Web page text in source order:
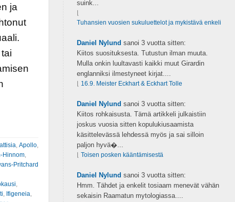
ja
Apollo,
Hinnom,
Pritchard
Ifigeneia
suink...
Tuhansien vuosien sukuluettelot ja mykistävä enkeli
Daniel Nylund sanoi 3 vuotta sitten:
Kiitos suosituksesta. Tutustun ilman muuta.
Mulla onkin luultavasti kaikki muut Girardin
englanniksi ilmestyneet kirjat....
16.9. Meister Eckhart & Eckhart Tolle
Daniel Nylund sanoi 3 vuotta sitten:
Kiitos rohkaisusta. Tämä artikkeli julkaistiin
joskus vuosia sitten kopulukiusaamista
käsittelevässä lehdessä myös ja sai silloin
paljon hyvä�...
Toisen posken kääntämisestä
Daniel Nylund sanoi 3 vuotta sitten:
Hmm. Tähdet ja enkelit tosiaam menevät vähän
sekaisin Raamatun mytologiassa....